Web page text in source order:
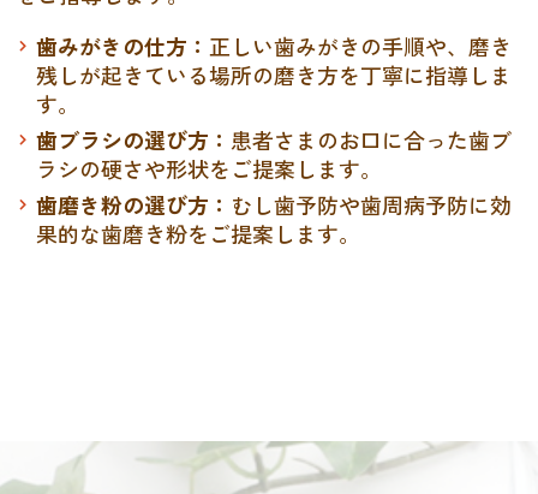
歯みがきの仕方： 正しい歯みがきの手順や、磨き
残しが起きている場所の磨き方を丁寧に指導しま
す。
歯ブラシの選び方： 患者さまのお口に合った歯ブ
ラシの硬さや形状をご提案します。
歯磨き粉の選び方： むし歯予防や歯周病予防に効
果的な歯磨き粉をご提案します。